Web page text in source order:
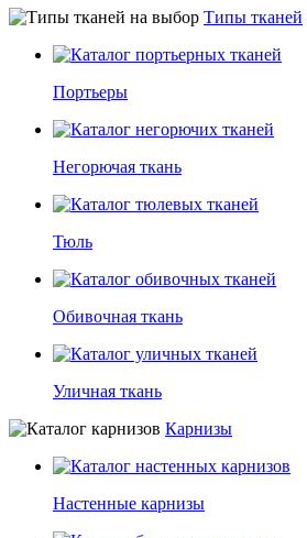
Типы тканей
Портьеры
Негорючая ткань
Тюль
Обивочная ткань
Уличная ткань
Карнизы
Настенные карнизы